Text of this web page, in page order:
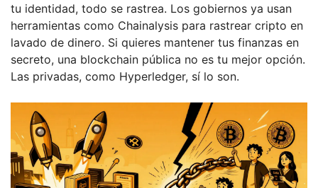
tu identidad, todo se rastrea. Los gobiernos ya usan
herramientas como Chainalysis para rastrear cripto en
lavado de dinero. Si quieres mantener tus finanzas en
secreto, una blockchain pública no es tu mejor opción.
Las privadas, como Hyperledger, sí lo son.